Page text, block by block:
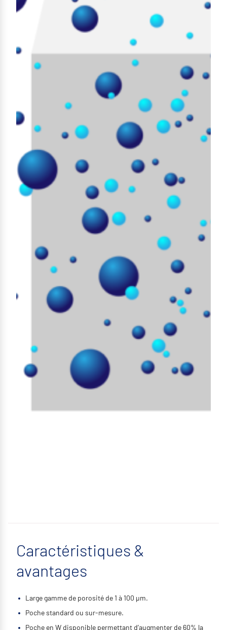
Caractéristiques &
avantages
Large gamme de porosité de 1 à 100 μm.
Poche standard ou sur-mesure.
Poche en W disponible permettant d’augmenter de 60% la